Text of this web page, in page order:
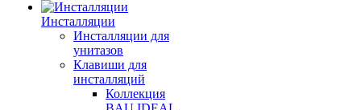
Инсталляции
Инсталляции для
унитазов
Клавиши для
инсталляций
Коллекция